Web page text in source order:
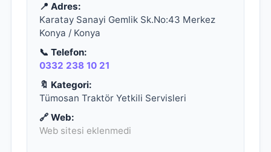
📍 Adres:
Karatay Sanayi Gemlik Sk.No:43 Merkez
Konya / Konya
📞 Telefon:
0332 238 10 21
🔖 Kategori:
Tümosan Traktör Yetkili Servisleri
🔗 Web:
Web sitesi eklenmedi